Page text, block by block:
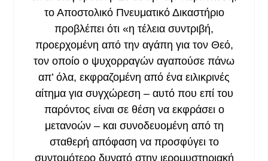
το Αποστολικό Πνευματικό Δικαστήριο
προβλέπει ότι «η τέλεια συντριβή,
προερχομένη από την αγάπη για τον Θεό,
τον οποίο ο ψυχορραγών αγαπούσε πάνω
απ’ όλα, εκφραζομένη από ένα ειλικρινές
αίτημα για συγχώρεση – αυτό που επί του
παρόντος είναι σε θέση να εκφράσει ο
μετανοών – και συνοδευομένη από τη
σταθερή απόφαση να προσφύγει το
συντομότερο δυνατό στην ιερομυστηριακή